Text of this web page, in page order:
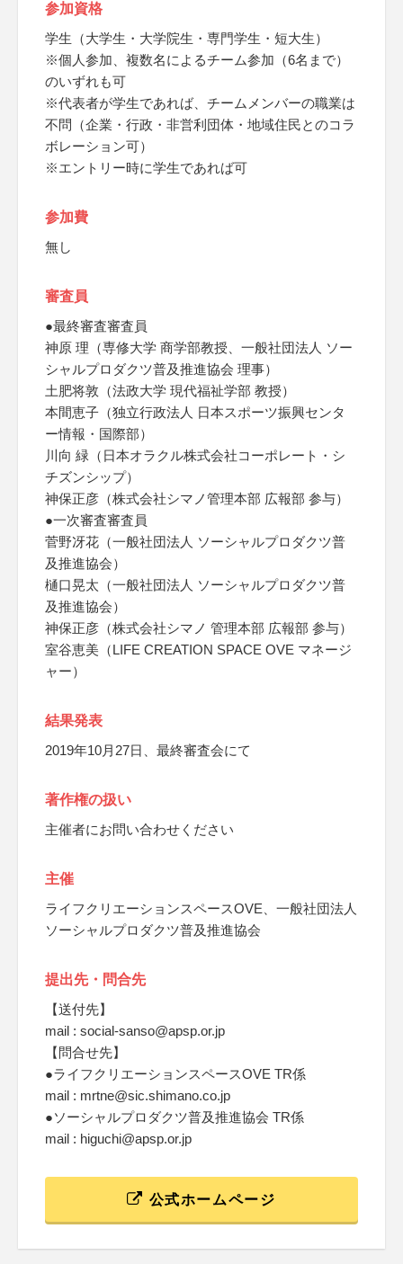
参加資格
学生（大学生・大学院生・専門学生・短大生）
※個人参加、複数名によるチーム参加（6名まで）
のいずれも可
※代表者が学生であれば、チームメンバーの職業は
不問（企業・行政・非営利団体・地域住民とのコラ
ボレーション可）
※エントリー時に学生であれば可
参加費
無し
審査員
●最終審査審査員
神原 理（専修大学 商学部教授、一般社団法人 ソー
シャルプロダクツ普及推進協会 理事）
土肥将敦（法政大学 現代福祉学部 教授）
本間恵子（独立行政法人 日本スポーツ振興センタ
ー情報・国際部）
川向 緑（日本オラクル株式会社コーポレート・シ
チズンシップ）
神保正彦（株式会社シマノ管理本部 広報部 参与）
●一次審査審査員
菅野冴花（一般社団法人 ソーシャルプロダクツ普
及推進協会）
樋口晃太（一般社団法人 ソーシャルプロダクツ普
及推進協会）
神保正彦（株式会社シマノ 管理本部 広報部 参与）
室谷恵美（LIFE CREATION SPACE OVE マネージ
ャー）
結果発表
2019年10月27日、最終審査会にて
著作権の扱い
主催者にお問い合わせください
主催
ライフクリエーションスペースOVE、一般社団法人
ソーシャルプロダクツ普及推進協会
提出先・問合先
【送付先】
mail : social-sanso@apsp.or.jp
【問合せ先】
●ライフクリエーションスペースOVE TR係
mail : mrtne@sic.shimano.co.jp
●ソーシャルプロダクツ普及推進協会 TR係
mail : higuchi@apsp.or.jp
公式ホームページ